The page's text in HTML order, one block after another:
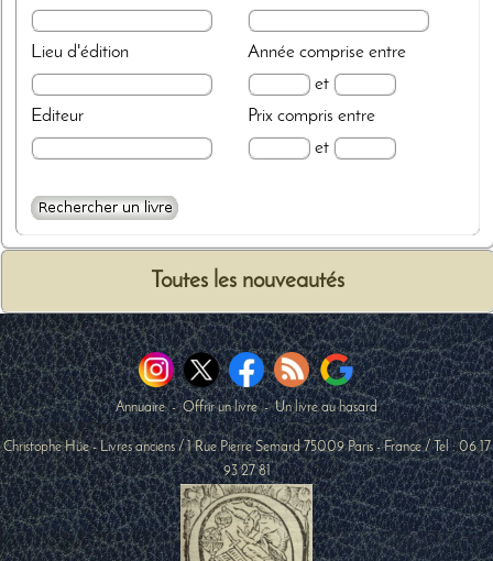
Lieu d'édition
Editeur
Annéecomprise entre
et
Prixcompris entre
et
Toutes les nouveautés
Annuaire-Offrir un livre-Un livre au hasard
Christophe Hüe - Livres anciens /1 Rue Pierre Semard 75009 Paris-France / Tel :06 17
93 27 81